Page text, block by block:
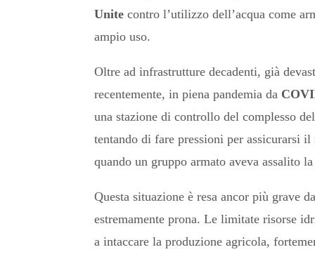
Unite contro l’utilizzo dell’acqua come
ampio uso.
Oltre ad infrastrutture decadenti, già
recentemente, in piena pandemia da
una stazione di controllo del complesso
tentando di fare pressioni per
quando un gruppo armato aveva assalito
Questa situazione è resa ancor più grave
estremamente prona. Le limitate risorse
a intaccare la produzione agricola,